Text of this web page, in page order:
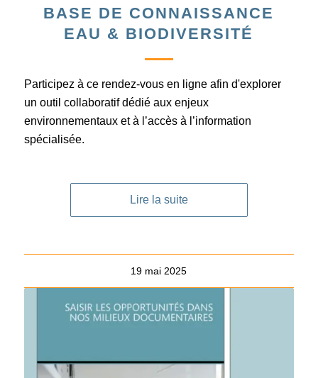
BASE DE CONNAISSANCE
EAU & BIODIVERSITÉ
Participez à ce rendez-vous en ligne afin d'explorer
un outil collaboratif dédié aux enjeux
environnementaux et à l’accès à l’information
spécialisée.
Lire la suite
19 mai 2025